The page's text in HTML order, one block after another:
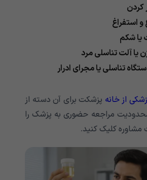
کردن
استفراغ
یا شکم
یا آلت تناسلی مرد
تناسلی یا مجرای ادرار
از خانه پزشکت برای آن دسته از
مراجعه حضوری به پزشک را
مشاوره کلیک کنید.